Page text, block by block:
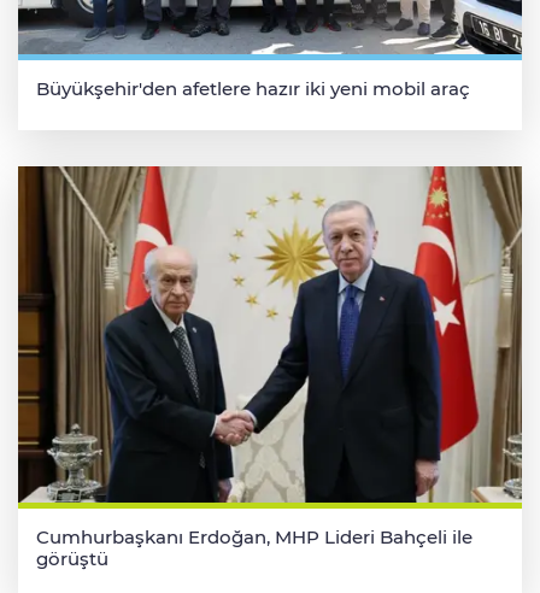
Büyükşehir'den afetlere hazır iki yeni mobil araç
Cumhurbaşkanı Erdoğan, MHP Lideri Bahçeli ile
görüştü